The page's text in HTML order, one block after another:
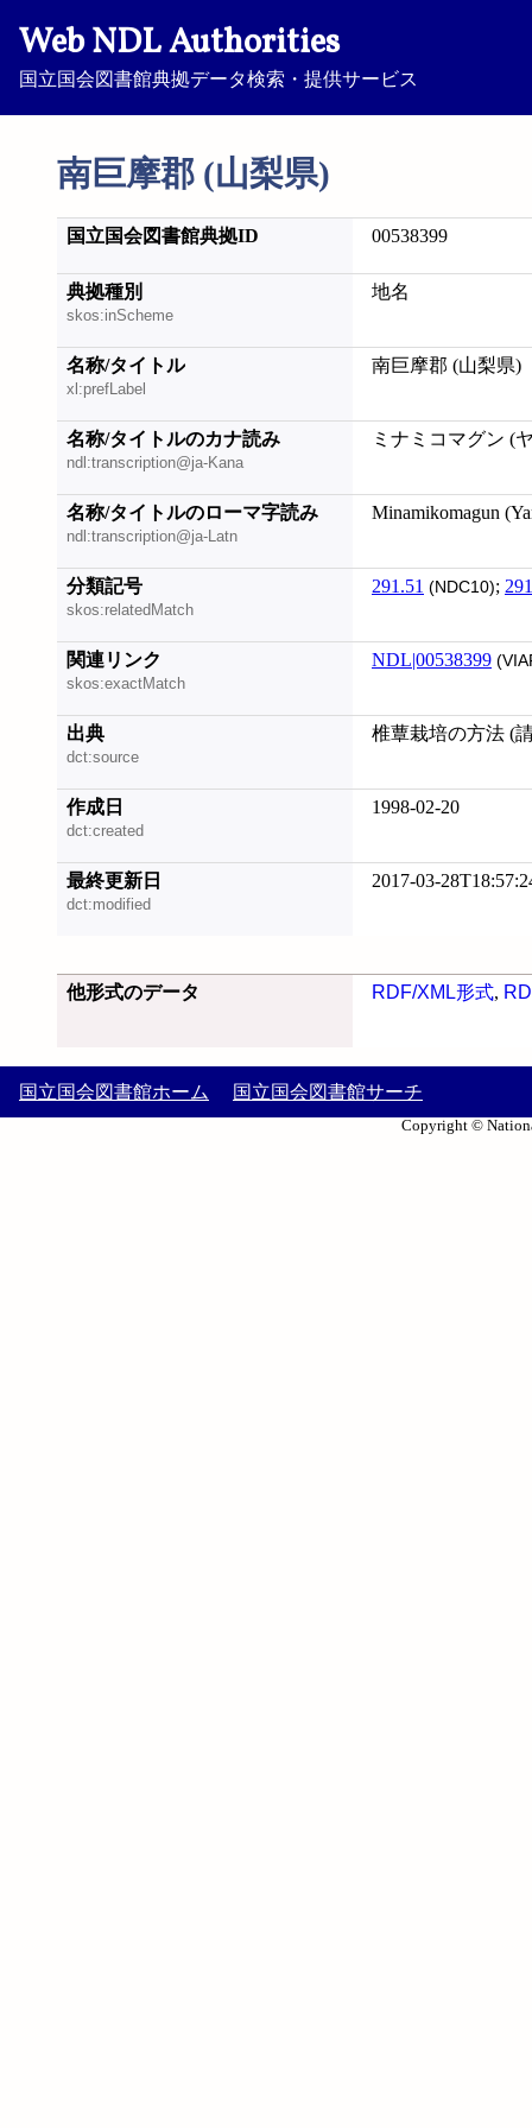
Web NDL Authorities
国立国会図書館典拠データ検索・提供サービス
南巨摩郡 (山梨県)
国立国会図書館典拠ID 00538399
典拠種別
skos:inScheme
地名
名称/タイトル
xl:prefLabel
南巨摩郡 (山梨県)
名称/タイトルのカナ読み
ndl:transcription@ja-Kana
ミナミコマグン (
名称/タイトルのローマ字読み
ndl:transcription@ja-Latn
Minamikomagun
分類記号
skos:relatedMatch
291.51 (NDC10);
関連リンク
skos:exactMatch
NDL|00538399
出典
dct:source
椎蕈栽培の方法 (
作成日
dct:created
1998-02-20
最終更新日
dct:modified
2017-03-
他形式のデータ RDF/XML形式,
国立国会図書館ホーム 国立国会図書館サーチ
Copyright ©